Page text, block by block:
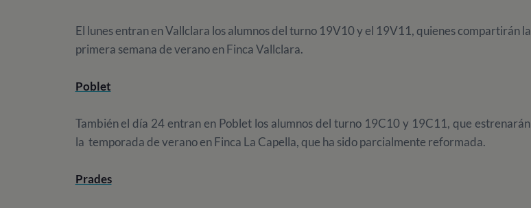
El lunes entran en Vallclara los alumnos del turno 19V10 y el 19V11, quienes compartirán la
primera semana de verano en Finca Vallclara.
Poblet
También el día 24 entran en Poblet los alumnos del turno 19C10 y 19C11, que estrenarán
la temporada de verano en Finca La Capella, que ha sido parcialmente reformada.
Prades